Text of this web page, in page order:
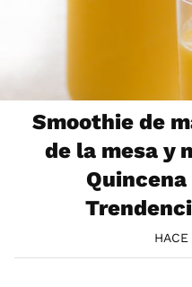
Smoothie de
de la mesa y